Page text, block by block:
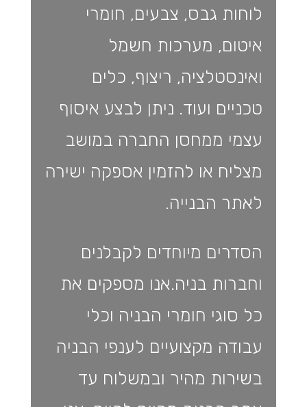
לוחות גבס, צבעים, חומרי
איטום, מערכות חשמל
ואינסטלציה, ריצוף, כלים
טכניים ועוד. ניתן לבצע איסוף
עצמי ממחסן החברה במושב
מצליח או להזמין אספקה ישירה
לאתר הבנייה.
הסדרים מיוחדים לקבלנים
וחברות בניה.אנו מספקים את
כל סוגי חומרי הבניה וכלי
עבודה מקצועיים לענפי הבניה
בשירות מהיר ובמשלוח עד